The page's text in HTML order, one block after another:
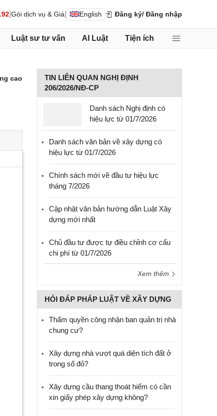
Gói dịch vụ & Giá English Đăng ký/ Đăng nhập
Luật sư tư vấn AI Luật Tiện ích
cao
TIN LIÊN QUAN NGHỊ ĐỊNH
206/2026/NĐ-CP
Danh sách Nghị định có
hiệu lực từ 01/7/2026
Danh sách văn bản về xây dựng có
hiệu lực từ 01/7/2026
Chính sách mới về đầu tư hiệu lực
tháng 7/2026
Cập nhật văn bản hướng dẫn Luật Xây
dựng mới nhất
Chủ đầu tư được tự điều chỉnh cơ cấu
chi phí từ 01/7/2026
Xem thêm
HỎI ĐÁP PHÁP LUẬT VỀ XÂY DỰNG
Thẩm quyền công nhận ban quản trị nhà
chung cư?
Xây dựng nhà vượt quá diện tích đất ở
trong sổ đỏ?
Xây dựng cầu thang thoát hiểm có cần
xin giấy phép xây dựng không?